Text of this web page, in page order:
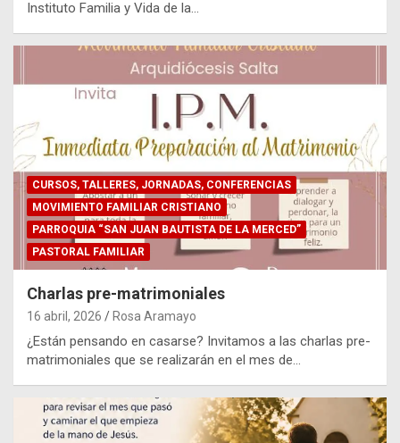
Instituto Familia y Vida de la…
CURSOS, TALLERES, JORNADAS, CONFERENCIAS
MOVIMIENTO FAMILIAR CRISTIANO
PARROQUIA “SAN JUAN BAUTISTA DE LA MERCED”
PASTORAL FAMILIAR
Charlas pre-matrimoniales
16 abril, 2026 Rosa Aramayo
¿Están pensando en casarse? Invitamos a las charlas pre-
matrimoniales que se realizarán en el mes de…